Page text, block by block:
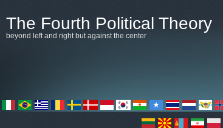
The Fourth Political Theory
beyond left and right but against the center